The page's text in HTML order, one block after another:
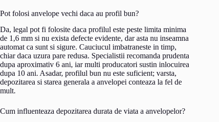
Pot folosi anvelope vechi daca au profil bun?
Da, legal pot fi folosite daca profilul este peste limita minima
de 1,6 mm si nu exista defecte evidente, dar asta nu inseamna
automat ca sunt si sigure. Cauciucul imbatraneste in timp,
chiar daca uzura pare redusa. Specialistii recomanda prudenta
dupa aproximativ 6 ani, iar multi producatori sustin inlocuirea
dupa 10 ani. Asadar, profilul bun nu este suficient; varsta,
depozitarea si starea generala a anvelopei conteaza la fel de
mult.
Cum influenteaza depozitarea durata de viata a anvelopelor?